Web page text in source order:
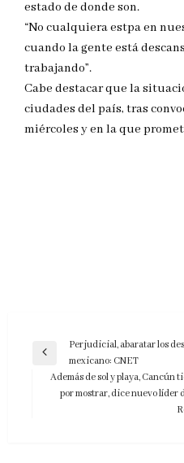
estado de donde son.
“No cualquiera estpa en
cuando la gente está
trabajando”.
Cabe destacar que la
ciudades del país, tras
miércoles y en la que
Navegación
entradas
anterior
Perjudicial, abaratar los
mexicano: CNET
Entrada
Además de sol y playa, Cancún
por mostrar, dice nuevo líder